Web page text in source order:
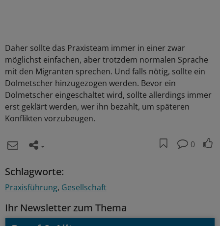
Daher sollte das Praxisteam immer in einer zwar
möglichst einfachen, aber trotzdem normalen Sprache
mit den Migranten sprechen. Und falls nötig, sollte ein
Dolmetscher hinzugezogen werden. Bevor ein
Dolmetscher eingeschaltet wird, sollte allerdings immer
erst geklärt werden, wer ihn bezahlt, um späteren
Konflikten vorzubeugen.
0
Schlagworte:
Praxisführung Gesellschaft
Ihr Newsletter zum Thema